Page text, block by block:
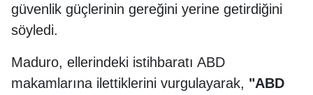
güvenlik güçlerinin gereğini yerine getirdiğini
söyledi.
Maduro, ellerindeki istihbaratı ABD
makamlarına ilettiklerini vurgulayarak, "ABD